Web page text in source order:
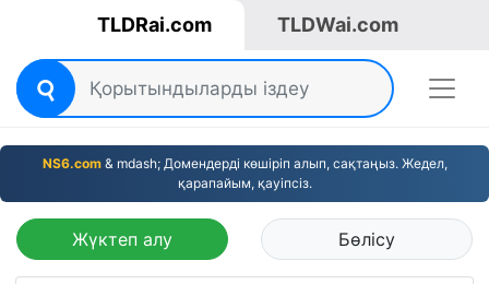
TLDRai.com TLDWai.com
NS6.com& mdash; Домендерді көшіріп алып, сақтаңыз. Жедел,
қарапайым, қауіпсіз.
Жүктеп алу Бөлісу